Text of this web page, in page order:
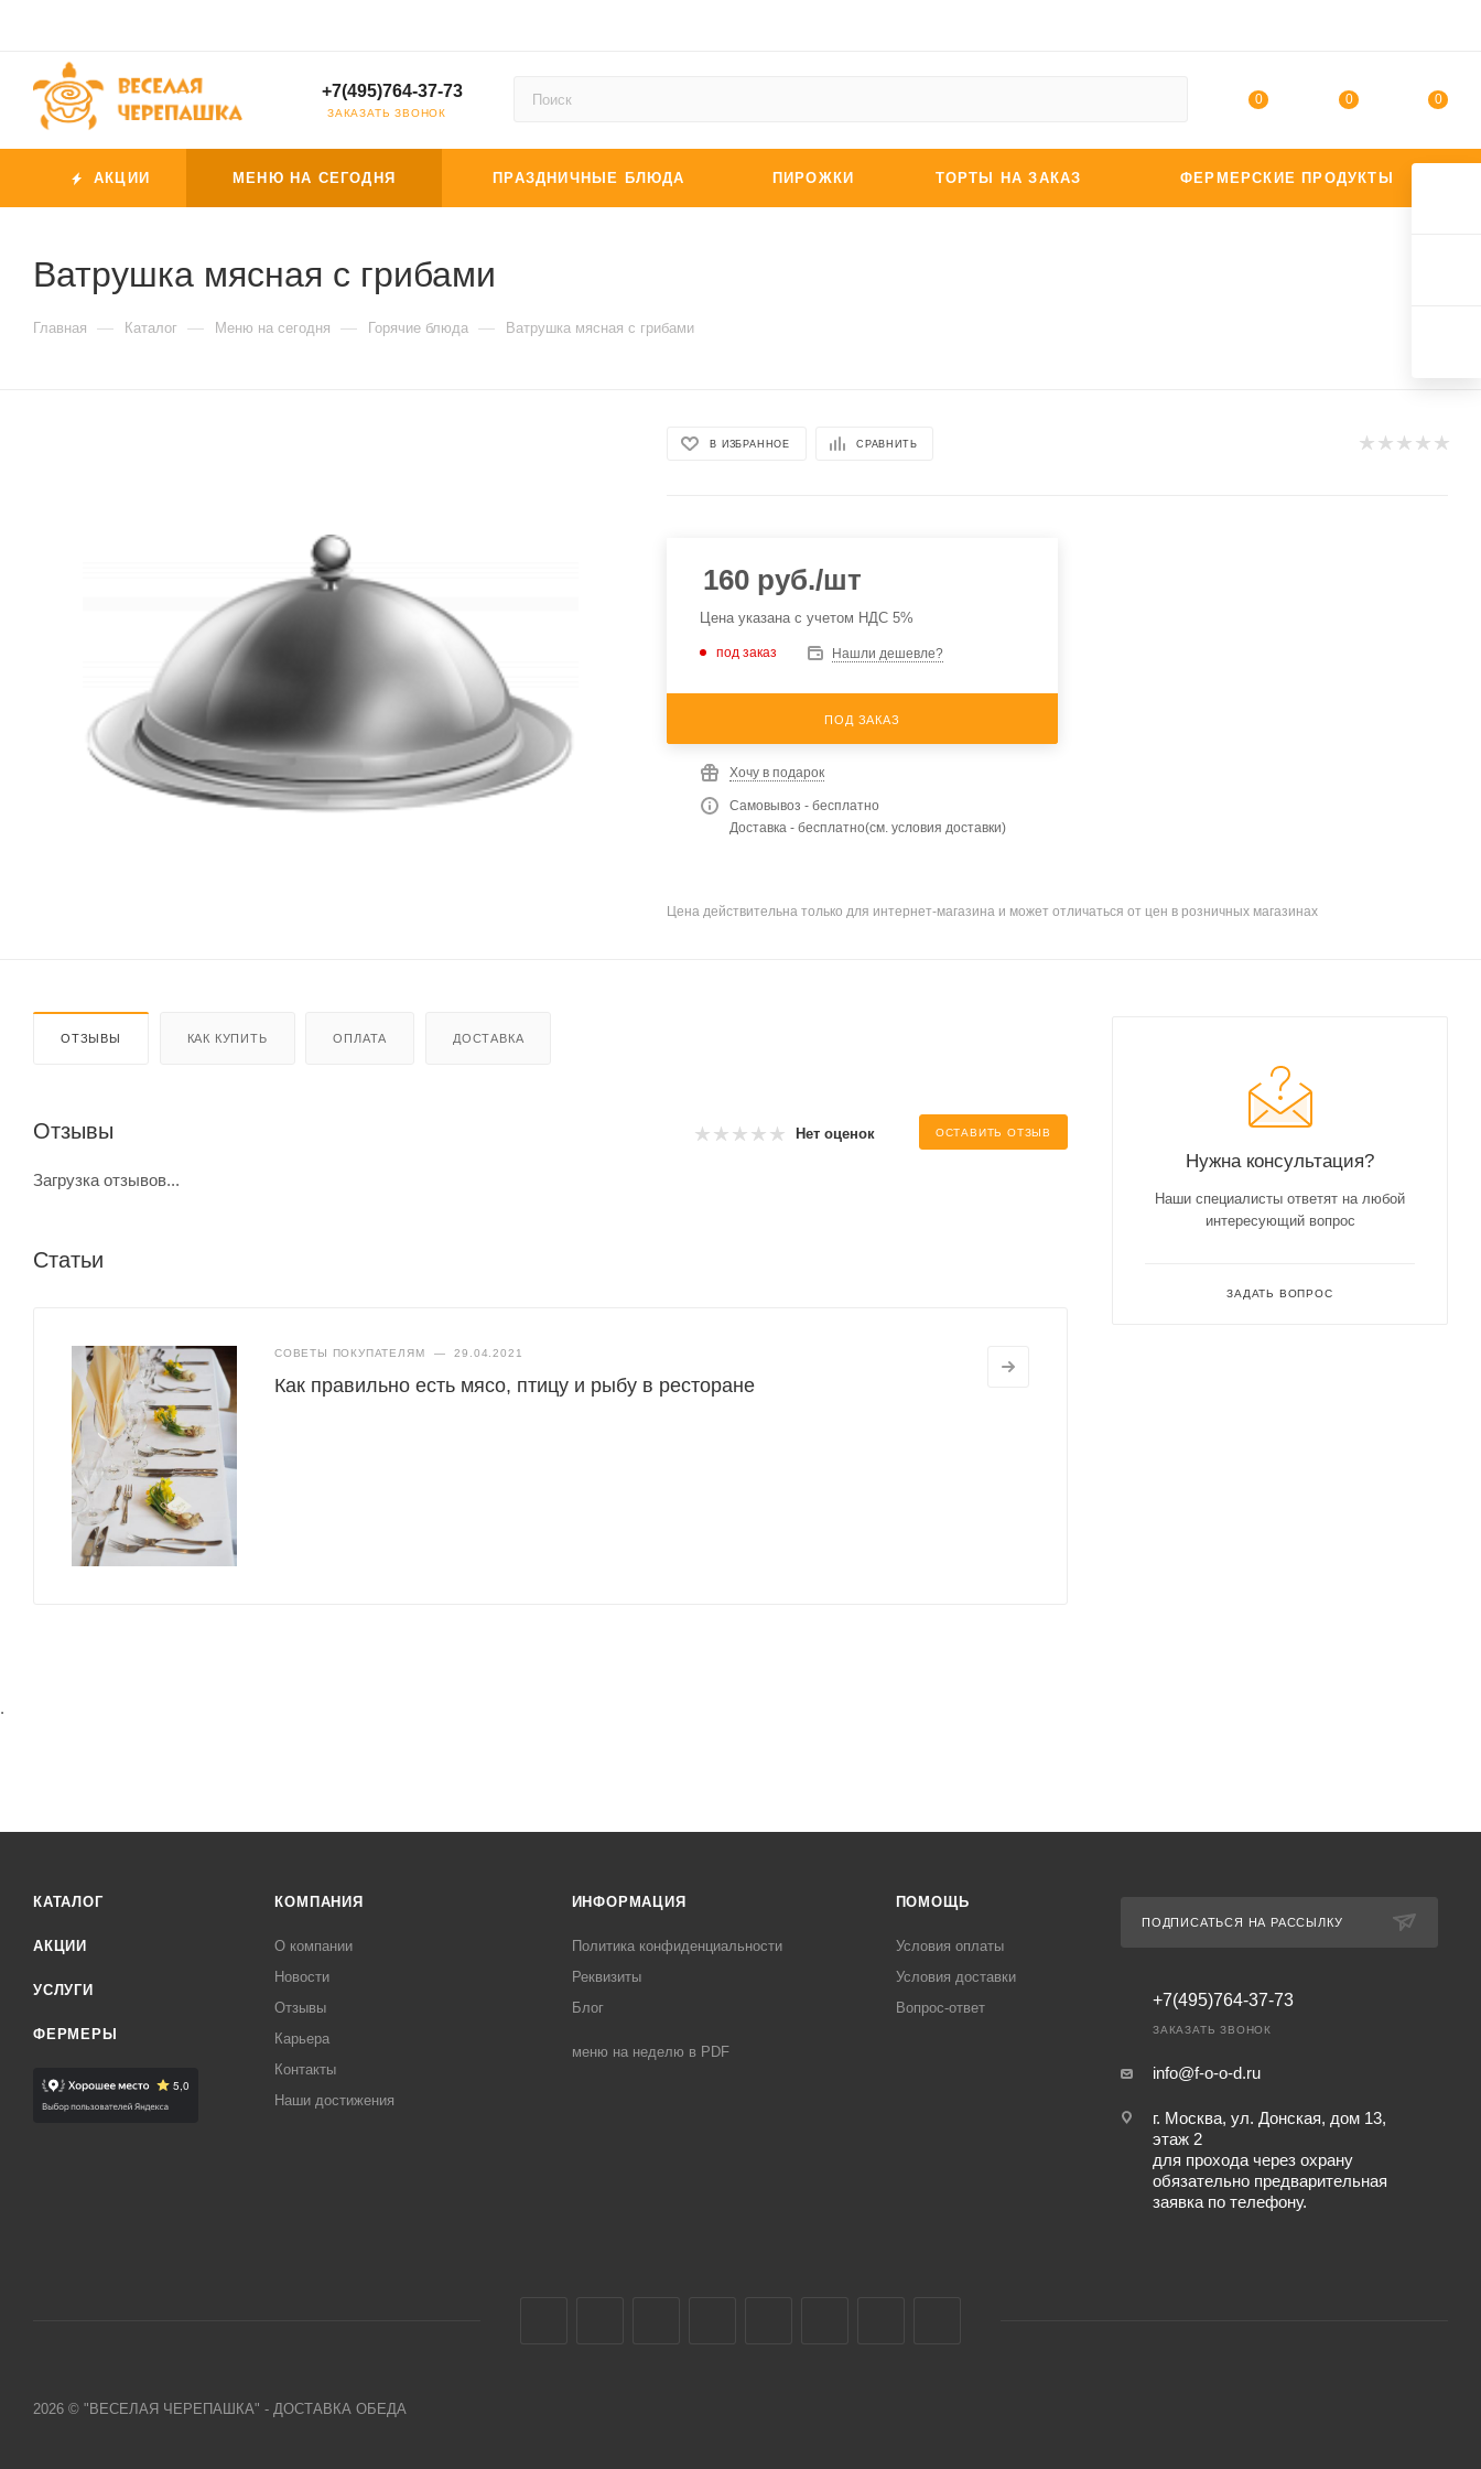
+7(495)764-37-73
ЗАКАЗАТЬ ЗВОНОК
0 0 0
АКЦИИ МЕНЮ НА СЕГОДНЯ ПРАЗДНИЧНЫЕ БЛЮДА ПИРОЖКИ ТОРТЫ НА ЗАКАЗ ФЕРМЕРСКИЕ ПРОДУКТЫ
Ватрушка мясная с грибами
Главная — Каталог — Меню на сегодня — Горячие блюда — Ватрушка мясная с грибами
В ИЗБРАННОЕ СРАВНИТЬ
160 руб./шт
Цена указана с учетом НДС 5%
под заказ Нашли дешевле?
ПОД ЗАКАЗ
Хочу в подарок
Самовывоз - бесплатно
Доставка - бесплатно(см. условия доставки)
Цена действительна только для интернет-магазина и может отличаться от цен в розничных магазинах
ОТЗЫВЫ КАК КУПИТЬ ОПЛАТА ДОСТАВКА
Отзывы Нет оценок ОСТАВИТЬ ОТЗЫВ
Загрузка отзывов...
Статьи
СОВЕТЫ ПОКУПАТЕЛЯМ — 29.04.2021
Как правильно есть мясо, птицу и рыбу в ресторане
Нужна консультация?
Наши специалисты ответят на любой
интересующий вопрос
ЗАДАТЬ ВОПРОС
.
КАТАЛОГ
АКЦИИ
УСЛУГИ
ФЕРМЕРЫ
КОМПАНИЯ
О компании
Новости
Отзывы
Карьера
Контакты
Наши достижения
ИНФОРМАЦИЯ
Политика конфиденциальности
Реквизиты
Блог
меню на неделю в PDF
ПОМОЩЬ
Условия оплаты
Условия доставки
Вопрос-ответ
ПОДПИСАТЬСЯ НА РАССЫЛКУ
+7(495)764-37-73
ЗАКАЗАТЬ ЗВОНОК
info@f-o-o-d.ru
г. Москва, ул. Донская, дом 13,
этаж 2
для прохода через охрану
обязательно предварительная
заявка по телефону.
2026 © "ВЕСЕЛАЯ ЧЕРЕПАШКА" - ДОСТАВКА ОБЕДА